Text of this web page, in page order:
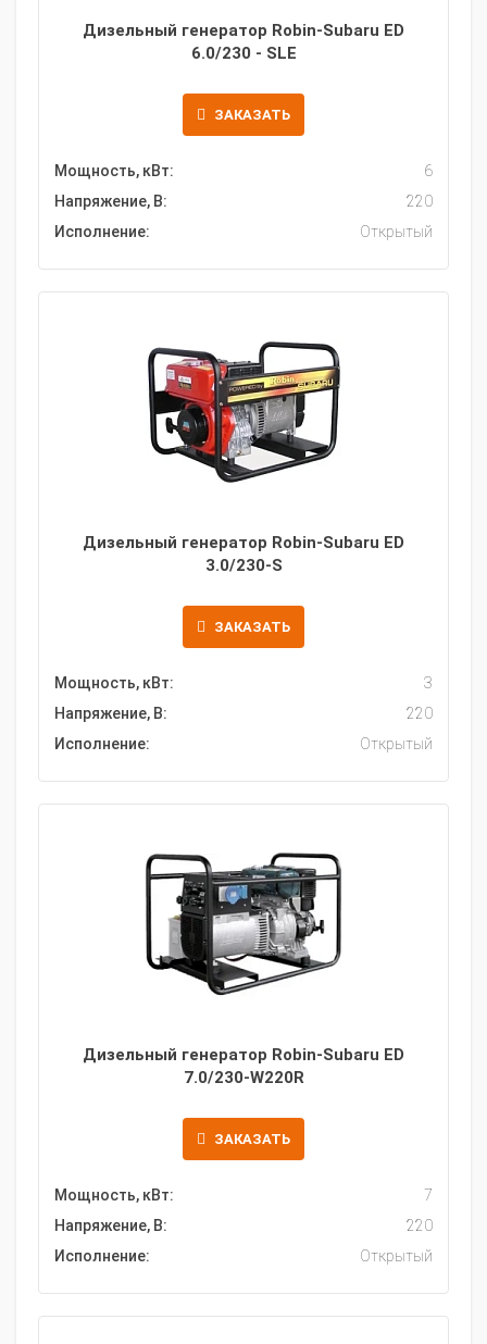
Дизельный генератор Robin-Subaru ED
6.0/230 - SLE
ЗАКАЗАТЬ
Мощность, кВт:
6
Напряжение, В:
220
Исполнение:
Открытый
Дизельный генератор Robin-Subaru ED
3.0/230-S
ЗАКАЗАТЬ
Мощность, кВт:
3
Напряжение, В:
220
Исполнение:
Открытый
Дизельный генератор Robin-Subaru ED
7.0/230-W220R
ЗАКАЗАТЬ
Мощность, кВт:
7
Напряжение, В:
220
Исполнение:
Открытый